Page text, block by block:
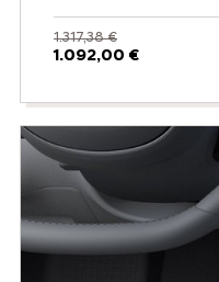
1.317,38 €
1.092,00 €